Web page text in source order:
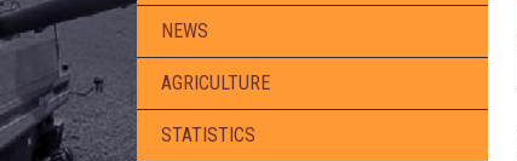
NEWS
AGRICULTURE
STATISTICS